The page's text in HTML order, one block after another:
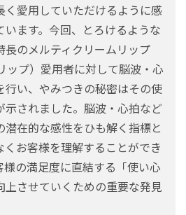
く愛用していただけるように感
ます。今回、とろけるような
のメルティクリームリップ
ップ）愛用者に対して脳波・心
行い、やみつきの秘密はその使
示されました。脳波・心拍など
潜在的な感性をひも解く指標と
お客様を理解することができ
様の満足度に直結する「使い心
させていくための重要な発見